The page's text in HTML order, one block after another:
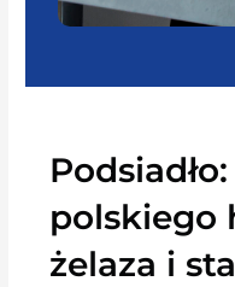
polskiego
żelaza i